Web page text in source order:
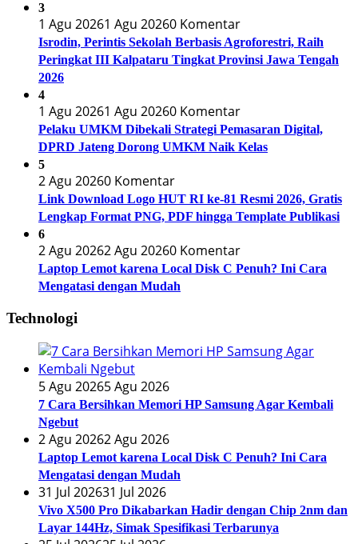
3
1 Agu 20261 Agu 20260 Komentar
Isrodin, Perintis Sekolah Berbasis Agroforestri, Raih
Peringkat III Kalpataru Tingkat Provinsi Jawa Tengah
2026
4
1 Agu 20261 Agu 20260 Komentar
Pelaku UMKM Dibekali Strategi Pemasaran Digital,
DPRD Jateng Dorong UMKM Naik Kelas
5
2 Agu 20260 Komentar
Link Download Logo HUT RI ke-81 Resmi 2026, Gratis
Lengkap Format PNG, PDF hingga Template Publikasi
6
2 Agu 20262 Agu 20260 Komentar
Laptop Lemot karena Local Disk C Penuh? Ini Cara
Mengatasi dengan Mudah
Technologi
5 Agu 20265 Agu 2026
7 Cara Bersihkan Memori HP Samsung Agar Kembali
Ngebut
2 Agu 20262 Agu 2026
Laptop Lemot karena Local Disk C Penuh? Ini Cara
Mengatasi dengan Mudah
31 Jul 202631 Jul 2026
Vivo X500 Pro Dikabarkan Hadir dengan Chip 2nm dan
Layar 144Hz, Simak Spesifikasi Terbarunya